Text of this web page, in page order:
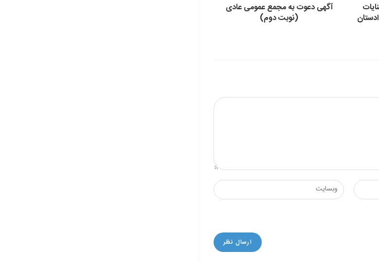
آگهی دعوت به مجمع عمومی عادی
(نوبت دوم)
Enter
your